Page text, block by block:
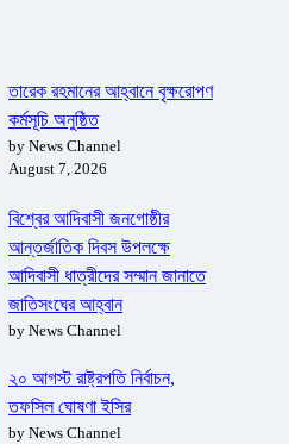
তারেক রহমানের আহ্বানে বৃক্ষরোপণ
কর্মসূচি অনুষ্ঠিত
by News Channel
August 7, 2026
বিশ্বের আদিবাসী জনগোষ্ঠীর
আন্তর্জাতিক দিবস উপলক্ষে
আদিবাসী ধাত্রীদের সম্মান জানাতে
জাতিসংঘের আহ্বান
by News Channel
২০ আগস্ট রাষ্ট্রপতি নির্বাচন,
তফসিল ঘোষণা ইসির
by News Channel